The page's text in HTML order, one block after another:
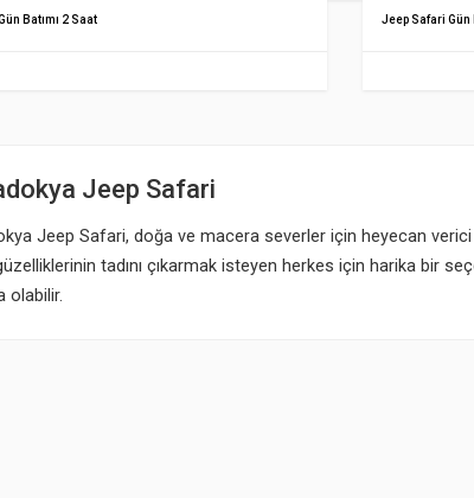
Batımı 2 Saat Jeep Safari
Jeep Safari
Jeep Safari, doğa ve macera severler için heyecan
tadını çıkarmak isteyen herkes için harika bir
olabilir.